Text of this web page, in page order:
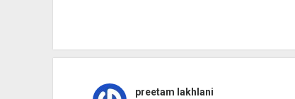
preetam lakhlani